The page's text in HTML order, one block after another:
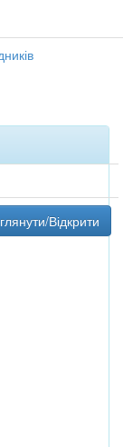
Відкрити